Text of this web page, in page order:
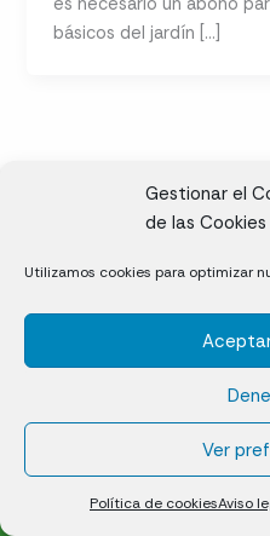
Gestionar el
de las Cookies
Utilizamos cookies para optimizar
Ver
Política de cookiesAviso
es necesario un abono
básicos del jardín […]
Cáceres
Césped
Política de
Aviso legal y